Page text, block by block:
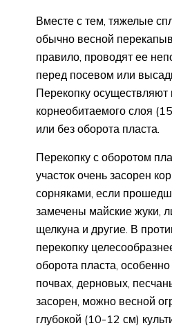
Вместе с тем, тяжелые
обычно весной
правило, проводят ее
перед посевом или
Перекопку осуществляют
корнеобитаемого слоя
или без оборота пласта.
Перекопку с оборотом
участок очень засорен
сорняками, если
замечены майские жуки,
щелкуна и другие. В
перекопку
оборота пласта,
почвах, дерновых,
засорен, можно весной
глубокой (10-12 см)